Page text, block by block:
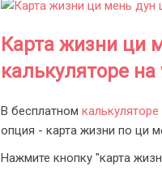
Карта жизни ци
калькуляторе
В бесплатном
опция - карта жизни по ци
Нажмите кнопку "карта